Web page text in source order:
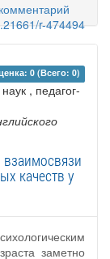
r-474494
0 (Всего: 0)
, педагог-
взаимосвязи
качеств у
заметно